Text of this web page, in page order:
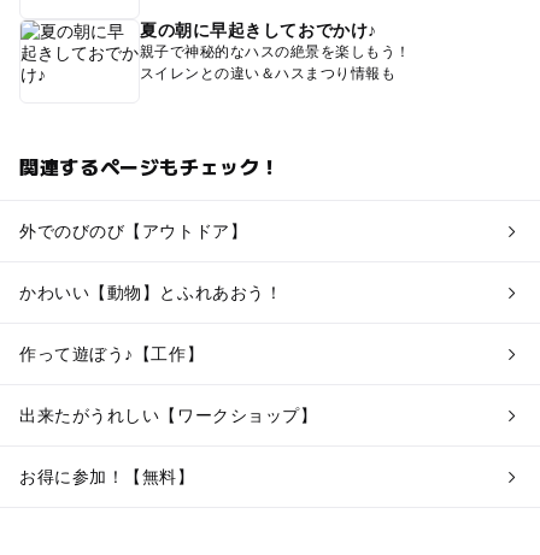
夏の朝に早起きしておでかけ♪
親子で神秘的なハスの絶景を楽しもう！
スイレンとの違い＆ハスまつり情報も
関連するページもチェック！
外でのびのび【アウトドア】
かわいい【動物】とふれあおう！
作って遊ぼう♪【工作】
出来たがうれしい【ワークショップ】
お得に参加！【無料】